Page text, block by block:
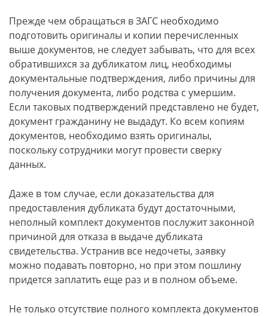
Прежде чем обращаться в ЗАГС необходимо
подготовить оригиналы и копии перечисленных
выше документов, не следует забывать, что для всех
обратившихся за дубликатом лиц, необходимы
документальные подтверждения, либо причины для
получения документа, либо родства с умершим.
Если таковых подтверждений представлено не будет,
документ гражданину не выдадут. Ко всем копиям
документов, необходимо взять оригиналы,
поскольку сотрудники могут провести сверку
данных.
Даже в том случае, если доказательства для
предоставления дубликата будут достаточными,
неполный комплект документов послужит законной
причиной для отказа в выдаче дубликата
свидетельства. Устранив все недочеты, заявку
можно подавать повторно, но при этом пошлину
придется заплатить еще раз и в полном объеме.
Не только отсутствие полного комплекта документов